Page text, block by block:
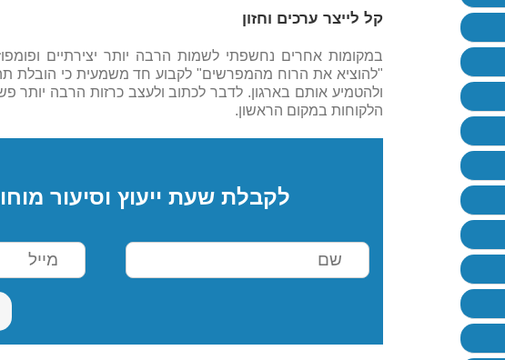
קל לייצר ערכים וחזון
במקומות אחרים נחשפתי לשמות הרבה יותר יצירתיים
"להוציא את הרוח מהמפרשים" לקבוע חד משמעית כי הובלת
ולהטמיע אותם בארגון. לדבר לכתוב ולעצב כרזות הרבה
הלקוחות במקום הראשון.
לקבלת שעת ייעוץ וסיעור